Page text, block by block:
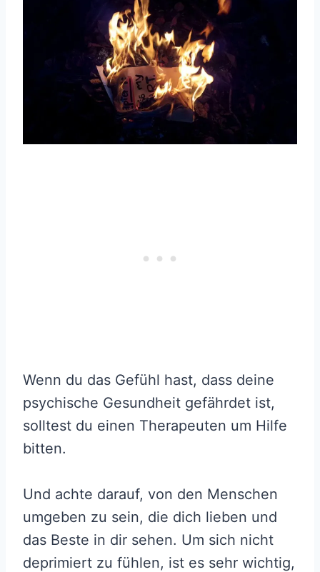
Wenn du das Gefühl hast, dass deine
psychische Gesundheit gefährdet ist,
solltest du einen Therapeuten um Hilfe
bitten.
Und achte darauf, von den Menschen
umgeben zu sein, die dich lieben und
das Beste in dir sehen. Um sich nicht
deprimiert zu fühlen, ist es sehr wichtig,